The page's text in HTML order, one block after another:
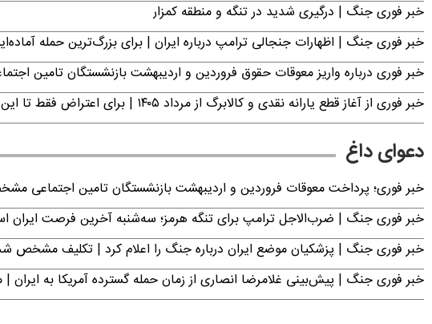
خبر فوری جنگ | درگیری شدید در تنگه و منطقه کمزار
خبر فوری جنگ | اظهارات جنجالی ترامپ درباره ایران | برای بزرگ‌ترین حمله
خبر فوری درباره واریز معوقات حقوق فروردین و اردیبهشت بازنشستگان تامین
خبر فوری از آغاز قطع یارانه نقدی و کالابرگ از مرداد ۱۴۰۵ | برای اعتراض فقط تا این تاریخ مهلت دارید
دعوای داغ
خبر فوری؛ پرداخت معوقات فروردین و اردیبهشت بازنشستگان تامین اجتماعی
خبر فوری جنگ | ضرب‌الاجل ترامپ برای تنگه هرمز؛ سه‌شنبه آخرین فرصت ایران
خبر فوری جنگ | پزشکیان موضع ایران درباره جنگ را اعلام کرد | تکلیف مشخص
خبر فوری جنگ | پیش‌بینی غلامرضا انصاری از زمان حمله گسترده آمریکا به ایران |